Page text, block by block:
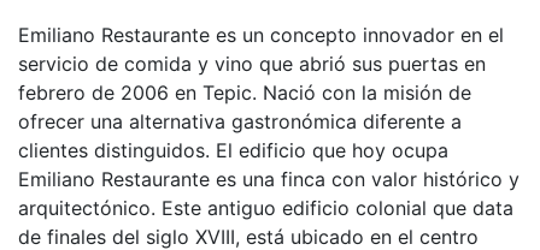
Emiliano Restaurante es un concepto innovador en el
servicio de comida y vino que abrió sus puertas en
febrero de 2006 en Tepic. Nació con la misión de
ofrecer una alternativa gastronómica diferente a
clientes distinguidos. El edificio que hoy ocupa
Emiliano Restaurante es una finca con valor histórico y
arquitectónico. Este antiguo edificio colonial que data
de finales del siglo XVIII, está ubicado en el centro